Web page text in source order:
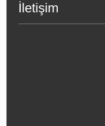
İletişim